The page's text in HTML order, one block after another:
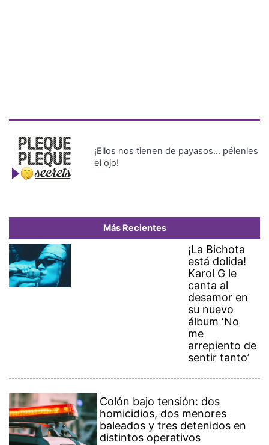
¡Ellos nos tienen de payasos… pélenles
el ojo!
Más Recientes
¡La Bichota
está dolida!
Karol G le
canta al
desamor en
su nuevo
álbum ‘No
me
arrepiento de
sentir tanto’
Colón bajo tensión: dos
homicidios, dos menores
baleados y tres detenidos en
distintos operativos